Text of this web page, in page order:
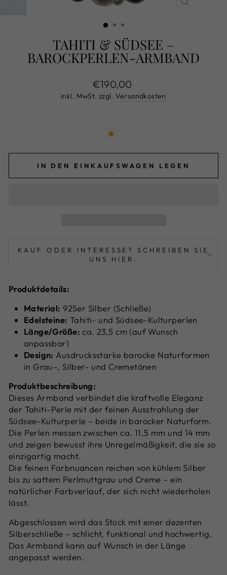
TAHITI & SÜDSEE –
BAROCKPERLEN-ARMBAND
Normaler
Preis
€190,00
inkl. MwSt. zzgl. Versandkosten
IN DEN EINKAUFSWAGEN LEGEN
KAUF ODER INTERESSE? SCHREIBEN SIE
UNS HIER.
Produktdetails:
Material: 925er Silber (Schließe)
Edelsteine: Tahiti- und Südsee-Kulturperlen
Länge/Größe: ca. 23,5 cm (auf Wunsch
anpassbar)
Design: Ausdrucksstarke barocke Naturformen
in Grau-, Silber- und Cremetönen
Produktbeschreibung:
Dieses Armband verbindet die kraftvolle Eleganz
der Tahiti-Perle mit der feinen Ausstrahlung der
Südsee-Kulturperle – beide in barocker Naturform.
Die Perlen messen zwischen ca. 11,5 mm und 14 mm
und zeigen bewusst ihre Unregelmäßigkeit, die sie so
einzigartig macht.
Die feinen Farbnuancen reichen von kühlem Silber
bis zu sattem Perlmuttgrau und Creme – ein
natürlicher Farbverlauf, der sich nicht wiederholen
lässt.
Abgeschlossen wird das Stück mit einer dezenten
Silberschließe – schlicht, funktional und hochwertig.
Das Armband kann auf Wunsch in der Länge
angepasst werden.